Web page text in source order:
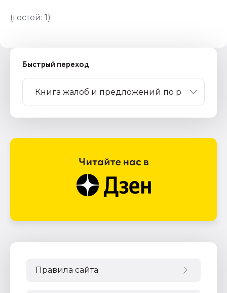
(гостей: 1)
Быстрый переход
Правила сайта